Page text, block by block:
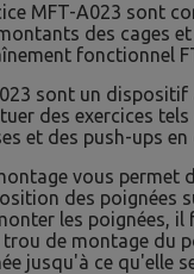
MFT-A023 sont
des cages
fonctionnel
sont un dispositif
des exercices
et des push-ups en
vous permet
des poignées
les poignées, il
trou de montage du
jusqu'à ce qu'elle